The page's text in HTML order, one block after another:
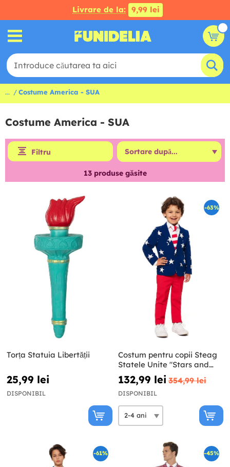
Livrare de la: 9,99 lei
... Costume America - SUA
Costume America - SUA
Filtru
13produse găsite
Torța Statuia Libertății
25,99 lei
DISPONIBIL
-63%
Costum pentru copii Steag
Statele Unite "Stars and
Stripes" - Opposuits
132,99 lei 354,99 lei
DISPONIBIL
-61% -45%